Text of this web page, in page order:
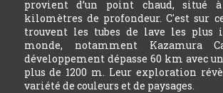
provient d’un point chaud, situé
kilomètres de profondeur. C'est sur
trouvent les tubes de lave les plus
monde, notamment Kazamura
développement dépasse 60 km avec
plus de 1200 m. Leur exploration
variété de couleurs et de paysages.